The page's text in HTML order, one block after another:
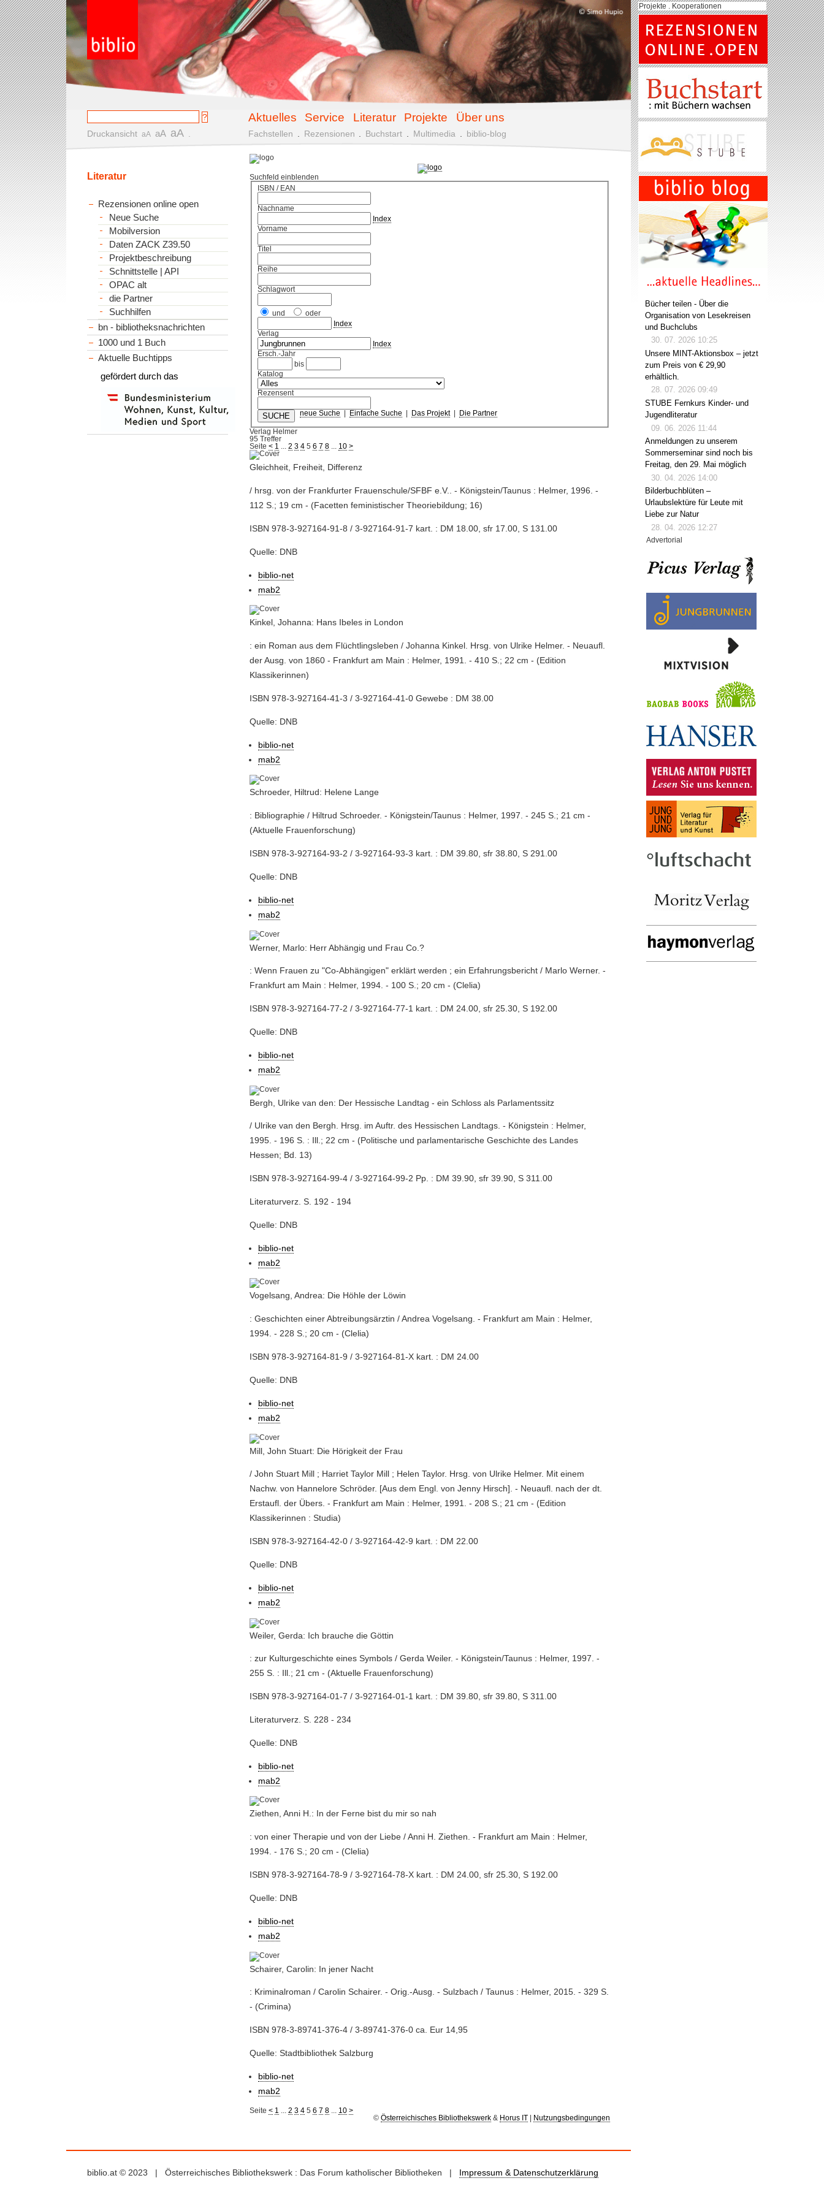
Aktuelles Service Literatur Projekte Über uns
Druckansicht aA aA aA Fachstellen Rezensionen Buchstart Multimedia biblio-blog
Suchfeld einblenden
ISBN / EAN
Nachname
Index
Vorname
Titel
Reihe
Schlagwort
und
oder
Index
Verlag
Index
Ersch.-Jahr
bis
Katalog
Rezensent
neue Suche Einfache Suche Das Projekt| Die Partner
Verlag Helmer
95 Treffer
Seite< 1 ...2 3 4 5 6 7 8 10 >
Gleichheit, Freiheit, Differenz
/ hrsg. von der Frankfurter Frauenschule/SFBF e.V.. - Königstein/Taunus : Helmer, 1996. -
112 S.; 19 cm - (Facetten feministischer Theoriebildung; 16)
ISBN 978-3-927164-91-8 / 3-927164-91-7 kart. : DM 18.00, sfr 17.00, S 131.00
Quelle: DNB
biblio-net
mab2
Kinkel, Johanna: Hans Ibeles in London
: ein Roman aus dem Flüchtlingsleben / Johanna Kinkel. Hrsg. von Ulrike Helmer. - Neuaufl.
der Ausg. von 1860 - Frankfurt am Main : Helmer, 1991. - 410 S.; 22 cm - (Edition
Klassikerinnen)
ISBN 978-3-927164-41-3 / 3-927164-41-0 Gewebe : DM 38.00
Quelle: DNB
biblio-net
mab2
Schroeder, Hiltrud: Helene Lange
: Bibliographie / Hiltrud Schroeder. - Königstein/Taunus : Helmer, 1997. - 245 S.; 21 cm -
(Aktuelle Frauenforschung)
ISBN 978-3-927164-93-2 / 3-927164-93-3 kart. : DM 39.80, sfr 38.80, S 291.00
Quelle: DNB
biblio-net
mab2
Werner, Marlo: Herr Abhängig und Frau Co.?
: Wenn Frauen zu "Co-Abhängigen" erklärt werden ; ein Erfahrungsbericht / Marlo Werner. -
Frankfurt am Main : Helmer, 1994. - 100 S.; 20 cm - (Clelia)
ISBN 978-3-927164-77-2 / 3-927164-77-1 kart. : DM 24.00, sfr 25.30, S 192.00
Quelle: DNB
biblio-net
mab2
Bergh, Ulrike van den: Der Hessische Landtag - ein Schloss als Parlamentssitz
/ Ulrike van den Bergh. Hrsg. im Auftr. des Hessischen Landtags. - Königstein : Helmer,
1995. - 196 S. : Ill.; 22 cm - (Politische und parlamentarische Geschichte des Landes
Hessen; Bd. 13)
ISBN 978-3-927164-99-4 / 3-927164-99-2 Pp. : DM 39.90, sfr 39.90, S 311.00
Literaturverz. S. 192 - 194
Quelle: DNB
biblio-net
mab2
Vogelsang, Andrea: Die Höhle der Löwin
: Geschichten einer Abtreibungsärztin / Andrea Vogelsang. - Frankfurt am Main : Helmer,
1994. - 228 S.; 20 cm - (Clelia)
ISBN 978-3-927164-81-9 / 3-927164-81-X kart. : DM 24.00
Quelle: DNB
biblio-net
mab2
Mill, John Stuart: Die Hörigkeit der Frau
/ John Stuart Mill ; Harriet Taylor Mill ; Helen Taylor. Hrsg. von Ulrike Helmer. Mit einem
Nachw. von Hannelore Schröder. [Aus dem Engl. von Jenny Hirsch]. - Neuaufl. nach der dt.
Erstaufl. der Übers. - Frankfurt am Main : Helmer, 1991. - 208 S.; 21 cm - (Edition
Klassikerinnen : Studia)
ISBN 978-3-927164-42-0 / 3-927164-42-9 kart. : DM 22.00
Quelle: DNB
biblio-net
mab2
Weiler, Gerda: Ich brauche die Göttin
: zur Kulturgeschichte eines Symbols / Gerda Weiler. - Königstein/Taunus : Helmer, 1997. -
255 S. : Ill.; 21 cm - (Aktuelle Frauenforschung)
ISBN 978-3-927164-01-7 / 3-927164-01-1 kart. : DM 39.80, sfr 39.80, S 311.00
Literaturverz. S. 228 - 234
Quelle: DNB
biblio-net
mab2
Ziethen, Anni H.: In der Ferne bist du mir so nah
: von einer Therapie und von der Liebe / Anni H. Ziethen. - Frankfurt am Main : Helmer,
1994. - 176 S.; 20 cm - (Clelia)
ISBN 978-3-927164-78-9 / 3-927164-78-X kart. : DM 24.00, sfr 25.30, S 192.00
Quelle: DNB
biblio-net
mab2
Schairer, Carolin: In jener Nacht
: Kriminalroman / Carolin Schairer. - Orig.-Ausg. - Sulzbach / Taunus : Helmer, 2015. - 329 S.
- (Crimina)
ISBN 978-3-89741-376-4 / 3-89741-376-0 ca. Eur 14,95
Quelle: Stadtbibliothek Salzburg
biblio-net
mab2
Seite< 1 ...2 3 4 5 6 7 8 10 >
© Österreichisches Bibliothekswerk& Horus IT| Nutzungsbedingungen
Literatur
Rezensionen online open
Neue Suche
Mobilversion
Daten ZACK Z39.50
Projektbeschreibung
Schnittstelle | API
OPAC alt
die Partner
Suchhilfen
bn - bibliotheksnachrichten
1000 und 1 Buch
Aktuelle Buchtipps
gefördert durch das
biblio.at © 2023 | Österreichisches Bibliothekswerk : Das Forum katholischer Bibliotheken | Impressum & Datenschutzerklärung
Projekte . Kooperationen
Bücher teilen - Über die
Organisation von Lesekreisen
und Buchclubs
30. 07. 2026 10:25
Unsere MINT-Aktionsbox – jetzt
zum Preis von € 29,90
erhältlich.
28. 07. 2026 09:49
STUBE Fernkurs Kinder- und
Jugendliteratur
09. 06. 2026 11:44
Anmeldungen zu unserem
Sommerseminar sind noch bis
Freitag, den 29. Mai möglich
30. 04. 2026 14:00
Bilderbuchblüten –
Urlaubslektüre für Leute mit
Liebe zur Natur
28. 04. 2026 12:27
Advertorial